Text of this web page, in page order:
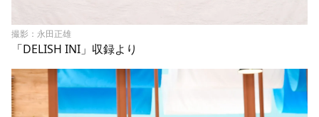
撮影：永田正雄
「DELISH INI」収録より